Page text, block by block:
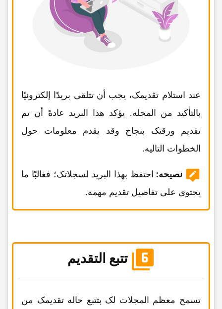
عند استلام تقدیمک، یجب أن تتلقى بریدًا إلکترونیًا
بالتأکید من المجله. یؤکد هذا البرید عادهً أن تم
تقدیم ورقتک بنجاح وقد یقدم معلومات حول
الخطوات التالیه.
نصیحه: احتفظ بهذا البرید لسجلاتک؛ فغالبًا ما
یحتوی على تفاصیل تقدیم مهمه.
تتبع التقدیم
تسمح معظم المجلات لک بتتبع حاله تقدیمک من